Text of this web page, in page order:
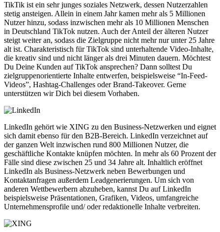
TikTik ist ein sehr junges soziales Netzwerk, dessen Nutzerzahlen
stetig ansteigen. Allein in einem Jahr kamen mehr als 5 Millionen
Nutzer hinzu, sodass inzwischen mehr als 10 Millionen Menschen
in Deutschland TikTok nutzen. Auch der Anteil der älteren Nutzer
steigt weiter an, sodass die Zielgruppe nicht mehr nur unter 25 Jahre
alt ist. Charakteristisch für TikTok sind unterhaltende Video-Inhalte,
die kreativ sind und nicht länger als drei Minuten dauern. Möchtest
Du Deine Kunden auf TikTok ansprechen? Dann solltest Du
zielgruppenorientierte Inhalte entwerfen, beispielsweise “In-Feed-
Videos”, Hashtag-Challenges oder Brand-Takeover. Gerne
unterstützen wir Dich bei diesem Vorhaben.
LinkedIn gehört wie XING zu den Business-Netzwerken und eignet
sich damit ebenso für den B2B-Bereich. LinkedIn verzeichnet auf
der ganzen Welt inzwischen rund 800 Millionen Nutzer, die
geschäftliche Kontakte knüpfen möchten. In mehr als 60 Prozent der
Fälle sind diese zwischen 25 und 34 Jahre alt. Inhaltlich eröffnet
LinkedIn als Business-Netzwerk neben Bewerbungen und
Kontaktanfragen außerdem Leadgenerierungen. Um sich von
anderen Wettbewerbern abzuheben, kannst Du auf LinkedIn
beispielsweise Präsentationen, Grafiken, Videos, umfangreiche
Unternehmensprofile und/ oder redaktionelle Inhalte verbreiten.